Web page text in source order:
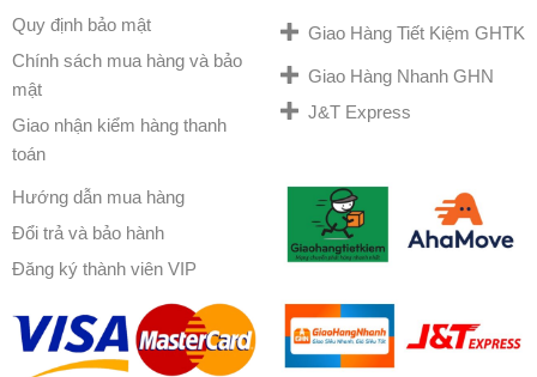
Quy định bảo mật
Chính sách mua hàng và bảo
mật
Giao nhận kiểm hàng thanh
toán
Hướng dẫn mua hàng
Đổi trả và bảo hành
Đăng ký thành viên VIP
Giao Hàng Tiết Kiệm GHTK
Giao Hàng Nhanh GHN
J&T Express